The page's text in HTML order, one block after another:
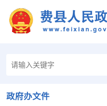
政府办文件